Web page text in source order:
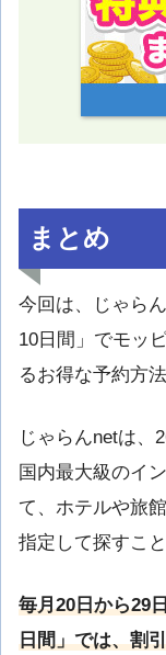
まとめ
今回は、じゃら
10日間」でモッ
るお得な予約方
じゃらんnetは、
国内最大級のイ
て、ホテルや旅
指定して探すこ
毎月20日から29
日間」では、割